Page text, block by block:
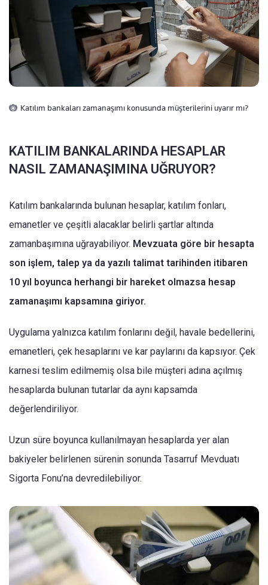
Katılım bankaları zamanaşımı konusunda müşterilerini uyarır mı?
KATILIM BANKALARINDA HESAPLAR
NASIL ZAMANAŞIMINA UĞRUYOR?
Katılım bankalarında bulunan hesaplar, katılım fonları,
emanetler ve çeşitli alacaklar belirli şartlar altında
zamanbaşımına uğrayabiliyor. Mevzuata göre bir hesapta
son işlem, talep ya da yazılı talimat tarihinden itibaren
10 yıl boyunca herhangi bir hareket olmazsa hesap
zamanaşımı kapsamına giriyor.
Uygulama yalnızca katılım fonlarını değil, havale bedellerini,
emanetleri, çek hesaplarını ve kar paylarını da kapsıyor. Çek
karnesi teslim edilmemiş olsa bile müşteri adına açılmış
hesaplarda bulunan tutarlar da aynı kapsamda
değerlendiriliyor.
Uzun süre boyunca kullanılmayan hesaplarda yer alan
bakiyeler belirlenen sürenin sonunda Tasarruf Mevduatı
Sigorta Fonu’na devredilebiliyor.